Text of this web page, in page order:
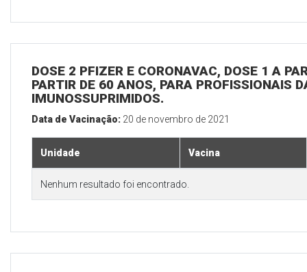
DOSE 2 PFIZER E CORONAVAC, DOSE 1 A
PARTIR DE 60 ANOS, PARA PROFISSIONAIS
IMUNOSSUPRIMIDOS.
Data de Vacinação: 20 de novembro de 2021
Unidade Vacina
Nenhum resultado foi encontrado.